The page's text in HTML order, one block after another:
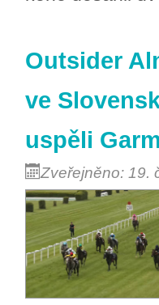
Outsider
ve
uspěli
Zveřejněno: 19.